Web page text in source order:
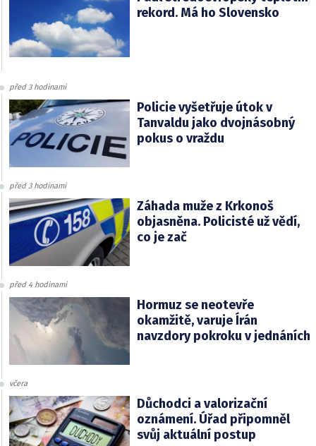
rekord. Má ho Slovensko
před 3 hodinami
Policie vyšetřuje útok v
Tanvaldu jako dvojnásobný
pokus o vraždu
před 3 hodinami
Záhada muže z Krkonoš
objasněna. Policisté už vědí,
co je zač
před 4 hodinami
Hormuz se neotevře
okamžitě, varuje Írán
navzdory pokroku v jednáních
včera
Důchodci a valorizační
oznámení. Úřad připomněl
svůj aktuální postup